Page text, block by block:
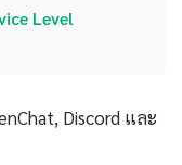
Level
Discord และ